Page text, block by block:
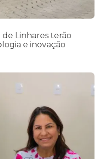
Linhares terão
e inovação